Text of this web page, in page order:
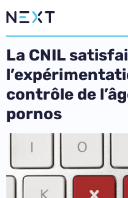
La CNIL
contrôle de
pornos